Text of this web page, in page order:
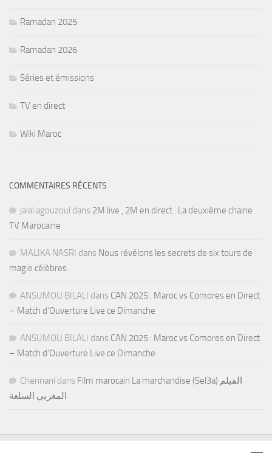
Ramadan 2025
Ramadan 2026
Séries et émissions
TV en direct
Wiki Maroc
COMMENTAIRES RÉCENTS
jalal agouzoul dans 2M live , 2M en direct : La deuxième chaine
TV Marocaine
MALIKA NASRI dans Nous révélons les secrets de six tours de
magie célèbres
ANSUMOU BILALI dans CAN 2025 : Maroc vs Comores en Direct
– Match d’Ouverture Live ce Dimanche
ANSUMOU BILALI dans CAN 2025 : Maroc vs Comores en Direct
– Match d’Ouverture Live ce Dimanche
Chennani dans Film marocain La marchandise (Sel3a) الفيلم
المغربي السلعة